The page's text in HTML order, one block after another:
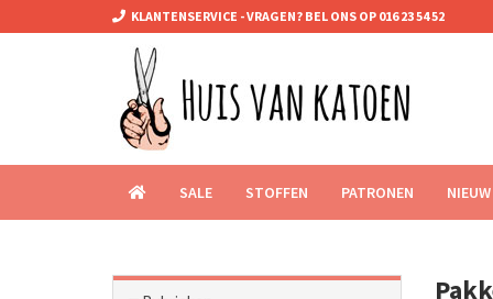
KLANTENSERVICE - VRAGEN? BEL ONS OP 016 23 54 52
SALE STOFFEN PATRONEN NIEUW